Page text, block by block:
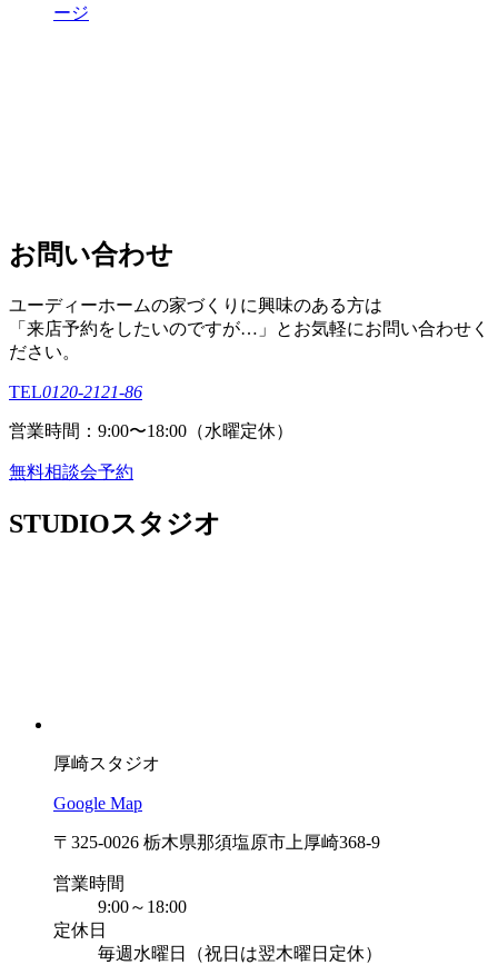
ージ
お問い合わせ
ユーディーホームの家づくりに興味のある⽅は
「来店予約をしたいのですが…」とお気軽にお問い合わせく
ださい。
TEL0120-2121-86
営業時間：9:00〜18:00（⽔曜定休）
無料相談会予約
STUDIOスタジオ
厚崎スタジオ
Google Map
〒325-0026 栃木県那須塩原市上厚崎368-9
営業時間
9:00～18:00
定休日
毎週水曜日（祝日は翌木曜日定休）